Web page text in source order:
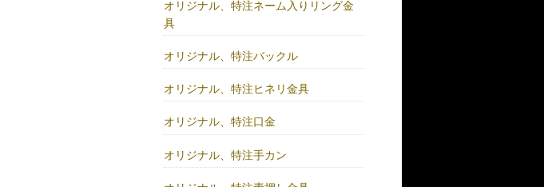
オリジナル、特注ネーム入りリング金
具
オリジナル、特注バックル
オリジナル、特注ヒネリ金具
オリジナル、特注口金
オリジナル、特注手カン